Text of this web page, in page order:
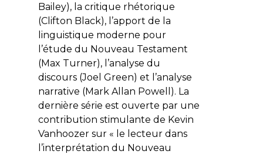
Bailey), la critique rhétorique
(Clifton Black), l’apport de la
linguistique moderne pour
l’étude du Nouveau Testament
(Max Turner), l’analyse du
discours (Joel Green) et l’analyse
narrative (Mark Allan Powell). La
dernière série est ouverte par une
contribution stimulante de Kevin
Vanhoozer sur « le lecteur dans
l’interprétation du Nouveau